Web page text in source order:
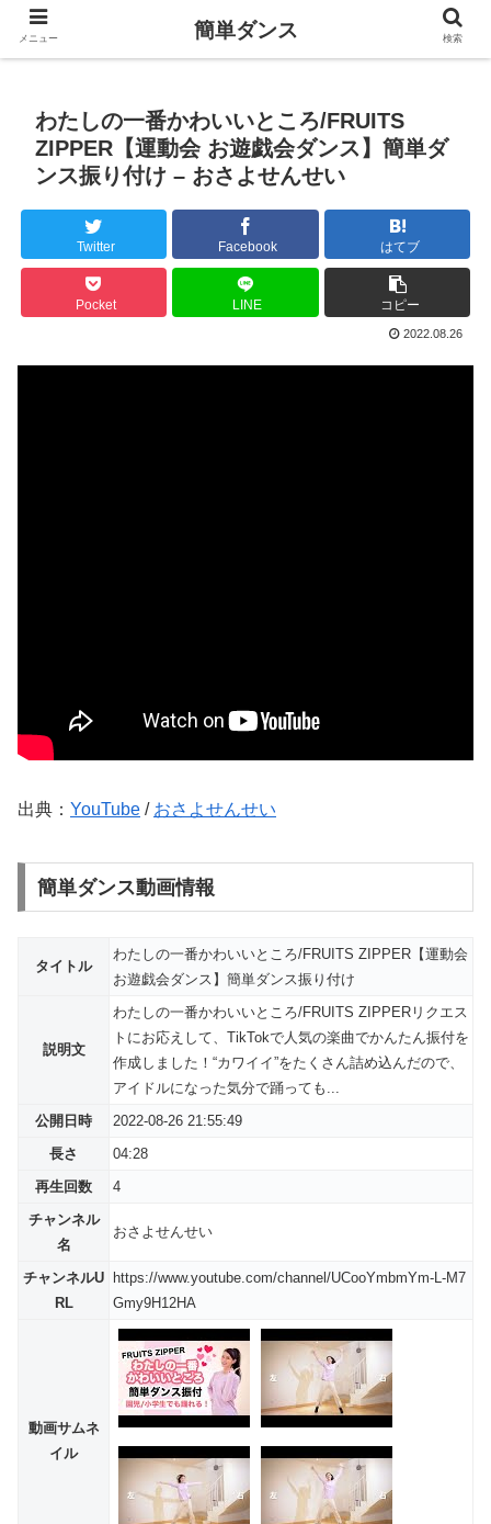
わたしの一番かわいいところ/FRUITS
ZIPPER【運動会 お遊戯会ダンス】簡単ダ
ンス振り付け – おさよせんせい
Twitter Facebook はてブ
Pocket LINE コピー
2022.08.26
出典： YouTube / おさよせんせい
簡単ダンス動画情報
タイトル
わたしの一番かわいいところ/FRUITS ZIPPER【運動会
お遊戯会ダンス】簡単ダンス振り付け
説明文
わたしの一番かわいいところ/FRUITS ZIPPERリクエス
トにお応えして、TikTokで人気の楽曲でかんたん振付を
作成しました！“カワイイ”をたくさん詰め込んだので、
アイドルになった気分で踊っても...
公開日時
2022-08-26 21:55:49
長さ
04:28
再生回数
4
チャンネル
名
おさよせんせい
チャンネルU
RL
https://www.youtube.com/channel/UCooYmbmYm-L-M7
Gmy9H12HA
動画サムネ
イル
メニュー 簡単ダンス 検索